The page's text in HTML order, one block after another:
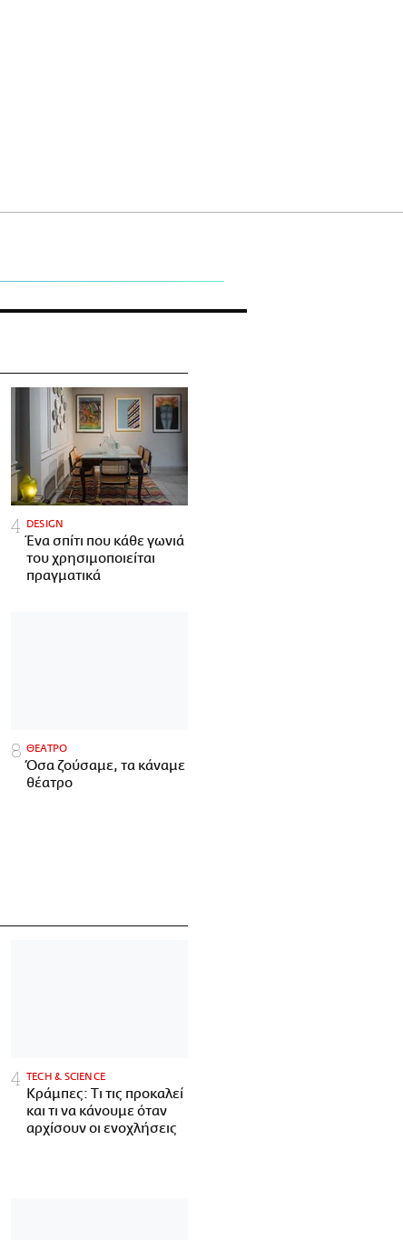
DESIGN
Ένα σπίτι που κάθε γωνιά
του χρησιμοποιείται
πραγματικά
ΘΕΑΤΡΟ
Όσα ζούσαμε, τα κάναμε
θέατρο
ΤECH & SCIENCE
Κράμπες: Τι τις προκαλεί
και τι να κάνουμε όταν
αρχίσουν οι ενοχλήσεις